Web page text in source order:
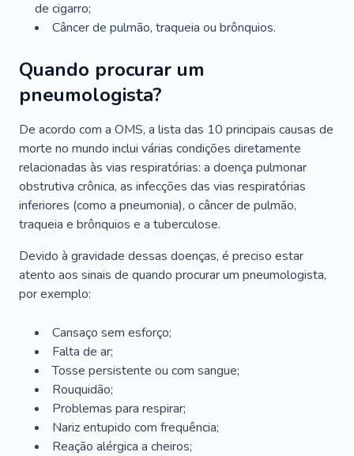
de cigarro;
Câncer de pulmão, traqueia ou brônquios.
Quando procurar um
pneumologista?
De acordo com a OMS, a lista das 10 principais causas de
morte no mundo inclui várias condições diretamente
relacionadas às vias respiratórias: a doença pulmonar
obstrutiva crônica, as infecções das vias respiratórias
inferiores (como a pneumonia), o câncer de pulmão,
traqueia e brônquios e a tuberculose.
Devido à gravidade dessas doenças, é preciso estar
atento aos sinais de quando procurar um pneumologista,
por exemplo:
Cansaço sem esforço;
Falta de ar;
Tosse persistente ou com sangue;
Rouquidão;
Problemas para respirar;
Nariz entupido com frequência;
Reação alérgica a cheiros;